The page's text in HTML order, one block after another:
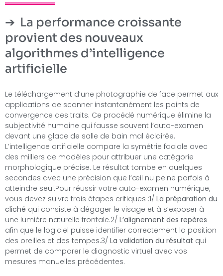
La performance croissante
provient des nouveaux
algorithmes d’intelligence
artificielle
Le téléchargement d’une photographie de face permet aux
applications de scanner instantanément les points de
convergence des traits. Ce procédé numérique élimine la
subjectivité humaine qui fausse souvent l’auto-examen
devant une glace de salle de bain mal éclairée.
L’intelligence artificielle compare la symétrie faciale avec
des milliers de modèles pour attribuer une catégorie
morphologique précise. Le résultat tombe en quelques
secondes avec une précision que l’œil nu peine parfois à
atteindre seul.Pour réussir votre auto-examen numérique,
vous devez suivre trois étapes critiques :1/ La préparation du
cliché qui consiste à dégager le visage et à s’exposer à
une lumière naturelle frontale.2/ L’alignement des repères
afin que le logiciel puisse identifier correctement la position
des oreilles et des tempes.3/ La validation du résultat qui
permet de comparer le diagnostic virtuel avec vos
mesures manuelles précédentes.